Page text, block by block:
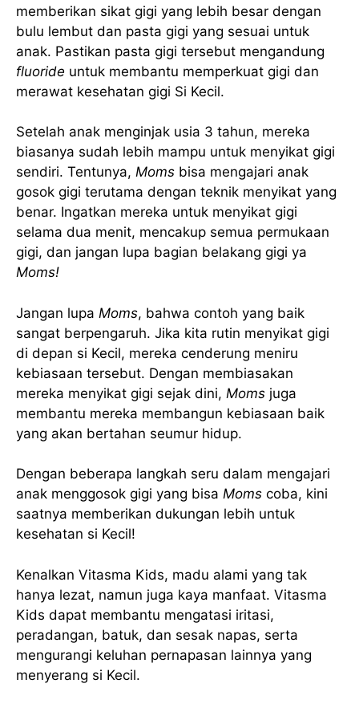
memberikan sikat gigi yang lebih besar dengan
bulu lembut dan pasta gigi yang sesuai untuk
anak. Pastikan pasta gigi tersebut mengandung
fluoride untuk membantu memperkuat gigi dan
merawat kesehatan gigi Si Kecil.
Setelah anak menginjak usia 3 tahun, mereka
biasanya sudah lebih mampu untuk menyikat gigi
sendiri. Tentunya, Moms bisa mengajari anak
gosok gigi terutama dengan teknik menyikat yang
benar. Ingatkan mereka untuk menyikat gigi
selama dua menit, mencakup semua permukaan
gigi, dan jangan lupa bagian belakang gigi ya
Moms!
Jangan lupa Moms, bahwa contoh yang baik
sangat berpengaruh. Jika kita rutin menyikat gigi
di depan si Kecil, mereka cenderung meniru
kebiasaan tersebut. Dengan membiasakan
mereka menyikat gigi sejak dini, Moms juga
membantu mereka membangun kebiasaan baik
yang akan bertahan seumur hidup.
Dengan beberapa langkah seru dalam mengajari
anak menggosok gigi yang bisa Moms coba, kini
saatnya memberikan dukungan lebih untuk
kesehatan si Kecil!
Kenalkan Vitasma Kids, madu alami yang tak
hanya lezat, namun juga kaya manfaat. Vitasma
Kids dapat membantu mengatasi iritasi,
peradangan, batuk, dan sesak napas, serta
mengurangi keluhan pernapasan lainnya yang
menyerang si Kecil.